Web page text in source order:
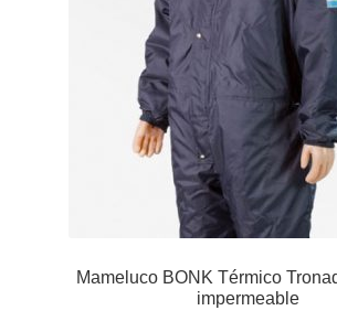
Mameluco BONK Térmico
impermeable